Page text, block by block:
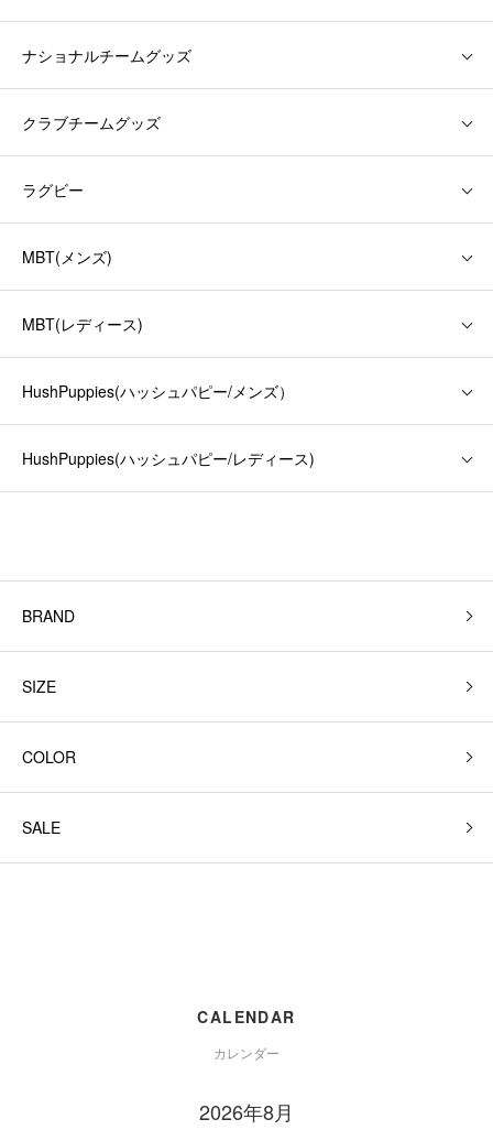
ナショナルチームグッズ
クラブチームグッズ
ラグビー
MBT(メンズ)
MBT(レディース)
HushPuppies(ハッシュパピー/メンズ）
HushPuppies(ハッシュパピー/レディース)
BRAND
SIZE
COLOR
SALE
CALENDAR
カレンダー
2026年8月